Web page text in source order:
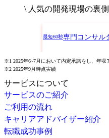
\ 人気の開発現場の裏
最短60秒専門コンサル
※1 2025年6~7月において内定承諾をし、年
※2 2025年9月時点実績
サービスについて
サービスのご紹介
ご利用の流れ
キャリアアドバイザー紹介
転職成功事例